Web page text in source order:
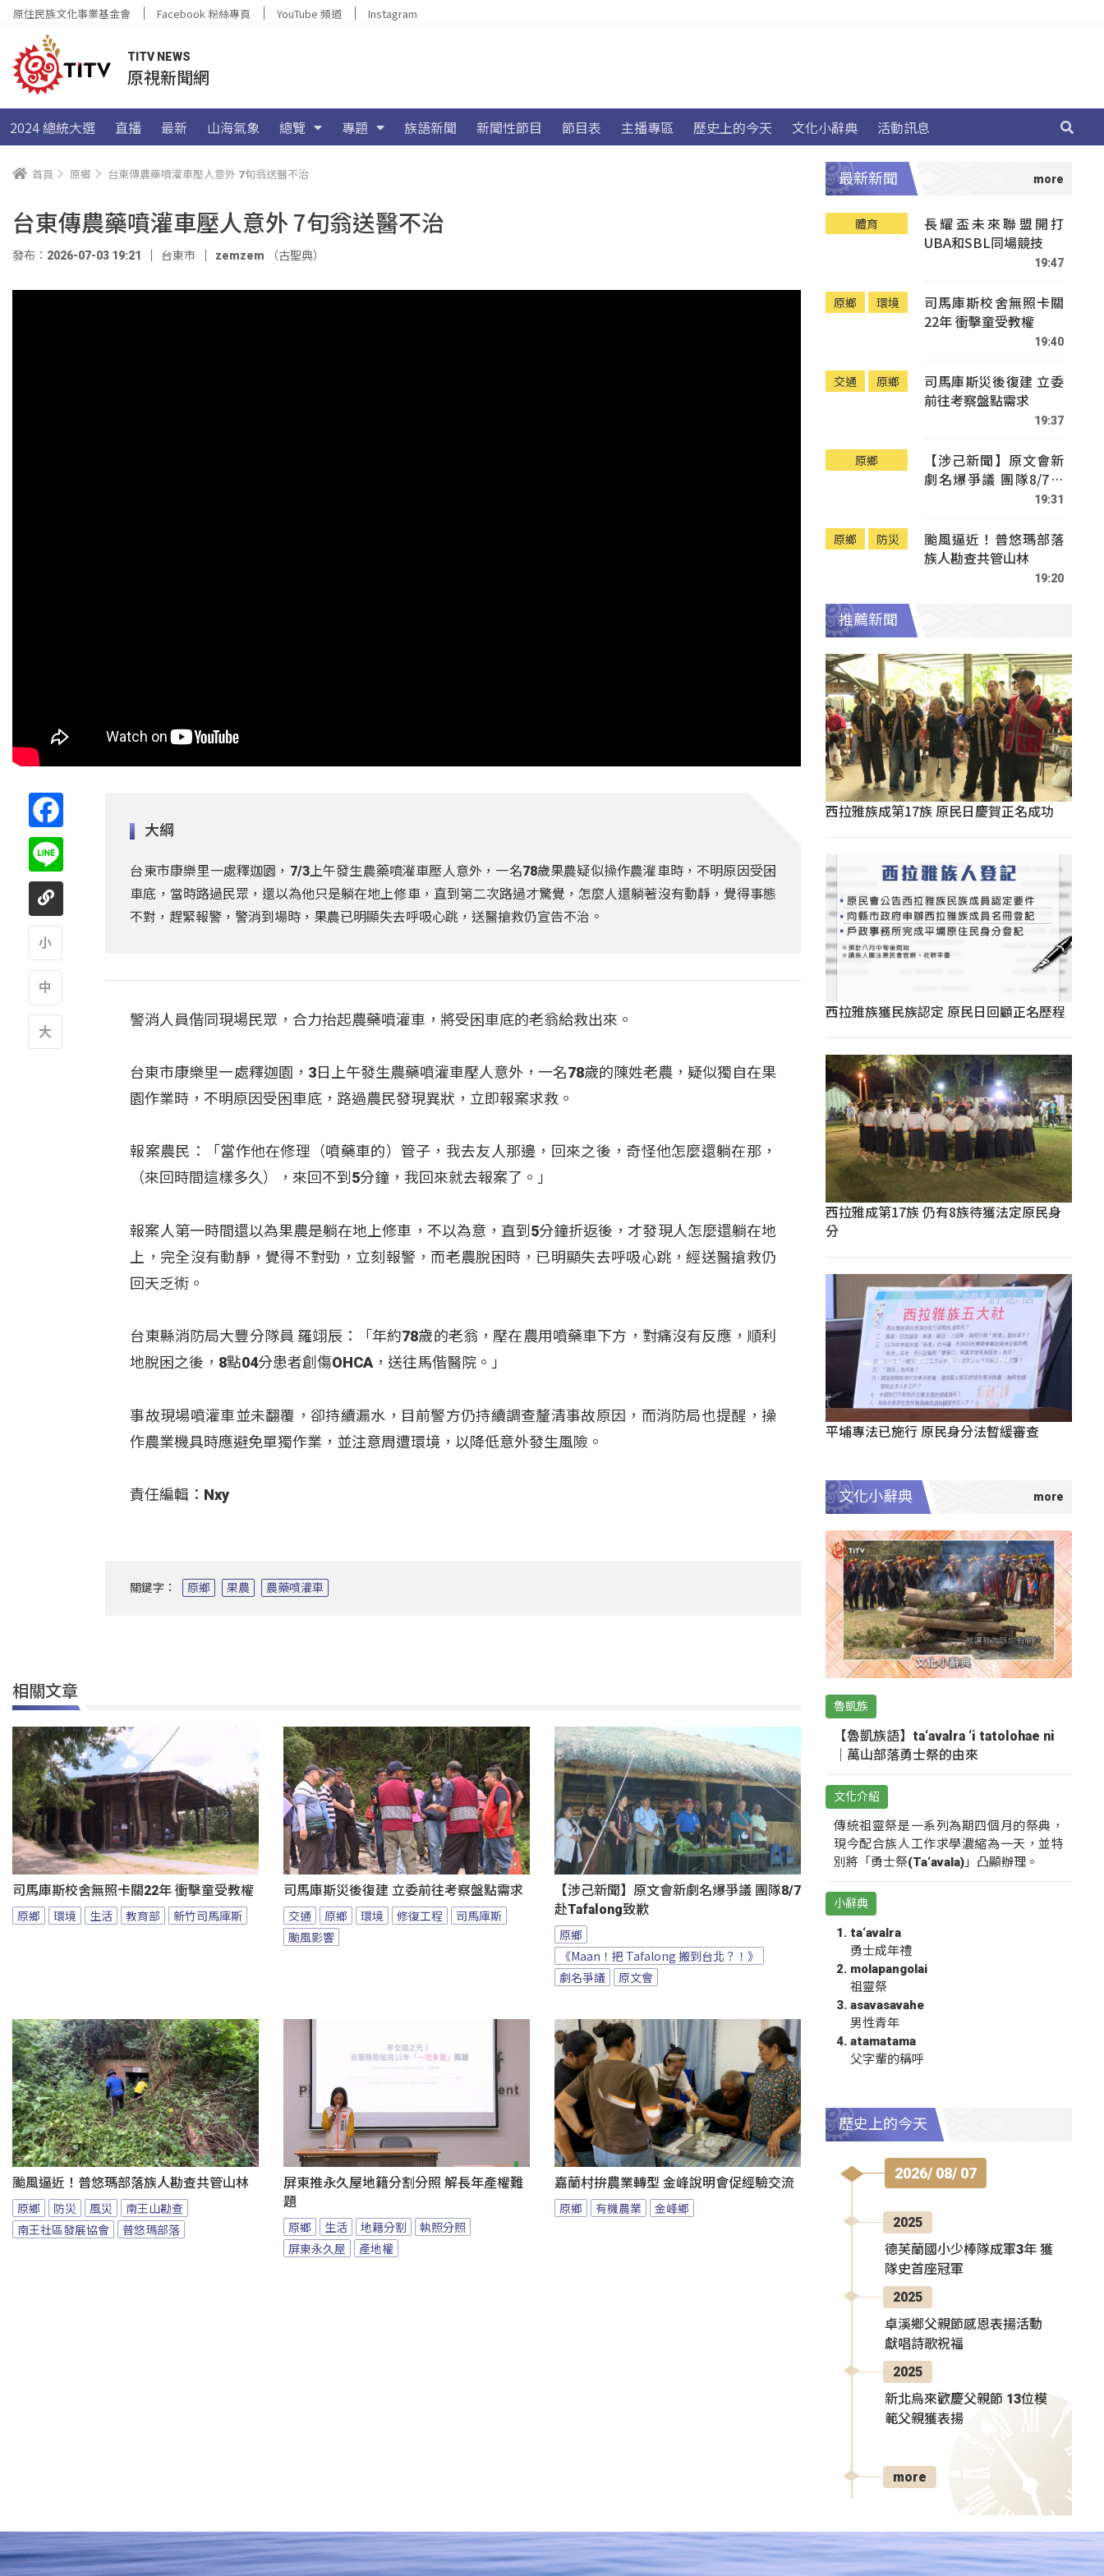
原住民族文化事業基金會 Facebook 粉絲專頁 YouTube 頻道 Instagram
TITV NEWS
原視新聞網
2024 總統大選 直播 最新 山海氣象 總覽 專題 族語新聞 新聞性節目 節目表 主播專區 歷史上的今天 文化小辭典 活動訊息
首頁 原鄉 台東傳農藥噴灌車壓人意外 7旬翁送醫不治
台東傳農藥噴灌車壓人意外 7旬翁送醫不治
發布：2026-07-03 19:21 台東市 zemzem （古聖典）
大綱
台東市康樂里一處釋迦園，7/3上午發生農藥噴灌車壓人意外，一名78歲果農疑似操作農灌車時，不明原因受困
車底，當時路過民眾，還以為他只是躺在地上修車，直到第二次路過才驚覺，怎麼人還躺著沒有動靜，覺得事態
不對，趕緊報警，警消到場時，果農已明顯失去呼吸心跳，送醫搶救仍宣告不治。
警消人員偕同現場民眾，合力抬起農藥噴灌車，將受困車底的老翁給救出來。
台東市康樂里一處釋迦園，3日上午發生農藥噴灌車壓人意外，一名78歲的陳姓老農，疑似獨自在果
園作業時，不明原因受困車底，路過農民發現異狀，立即報案求救。
報案農民：「當作他在修理（噴藥車的）管子，我去友人那邊，回來之後，奇怪他怎麼還躺在那，
（來回時間這樣多久），來回不到5分鐘，我回來就去報案了。」
報案人第一時間還以為果農是躺在地上修車，不以為意，直到5分鐘折返後，才發現人怎麼還躺在地
上，完全沒有動靜，覺得不對勁，立刻報警，而老農脫困時，已明顯失去呼吸心跳，經送醫搶救仍
回天乏術。
台東縣消防局大豐分隊員 羅翊辰：「年約78歲的老翁，壓在農用噴藥車下方，對痛沒有反應，順利
地脫困之後，8點04分患者創傷OHCA，送往馬偕醫院。」
事故現場噴灌車並未翻覆，卻持續漏水，目前警方仍持續調查釐清事故原因，而消防局也提醒，操
作農業機具時應避免單獨作業，並注意周遭環境，以降低意外發生風險。
責任編輯：Nxy
關鍵字： 原鄉 果農 農藥噴灌車
相關文章
司馬庫斯校舍無照卡關22年 衝擊童受教權
原鄉 環境 生活 教育部 新竹司馬庫斯
司馬庫斯災後復建 立委前往考察盤點需求
交通 原鄉 環境 修復工程
司馬庫斯
颱風影響
【涉己新聞】原文會新劇名爆爭議 團隊8/7
赴Tafalong致歉
原鄉
《Maan！把 Tafalong 搬到台北？！》
劇名爭議
原文會
颱風逼近！普悠瑪部落族人勘查共管山林
原鄉 防災 風災
南王山勘查
南王社區發展協會
普悠瑪部落
屏東推永久屋地籍分割分照 解長年產權難
題
原鄉 生活 地籍分割
執照分照
屏東永久屋
產地權
嘉蘭村拚農業轉型 金峰說明會促經驗交流
原鄉 有機農業 金峰鄉
最新新聞
體育
長耀盃未來聯盟開打
UBA和SBL同場競技
19:47
原鄉 環境
司馬庫斯校舍無照卡關
22年 衝擊童受教權
19:40
交通 原鄉
司馬庫斯災後復建 立委
前往考察盤點需求
19:37
原鄉
【涉己新聞】原文會新
劇名爆爭議 團隊8/7赴
19:31
原鄉 防災
颱風逼近！普悠瑪部落
族人勘查共管山林
19:20
推薦新聞
西拉雅族成第17族 原民日慶賀正名成功
西拉雅族獲民族認定 原民日回顧正名歷程
西拉雅成第17族 仍有8族待獲法定原民身
分
平埔專法已施行 原民身分法暫緩審查
文化小辭典
魯凱族
【魯凱族語】ta‘avalra ‘i tatolohae ni
｜萬山部落勇士祭的由來
文化介紹
傳統祖靈祭是一系列為期四個月的祭典，
現今配合族人工作求學濃縮為一天，並特
別將「勇士祭(Ta‘avala)」凸顯辦理。
小辭典
ta‘avalra
勇士成年禮
molapangolai
祖靈祭
asavasavahe
男性青年
atamatama
父字輩的稱呼
歷史上的今天
2026/ 08/ 07
2025
德芙蘭國小少棒隊成軍3年 獲
隊史首座冠軍
2025
卓溪鄉父親節感恩表揚活動
獻唱詩歌祝福
2025
新北烏來歡慶父親節 13位模
範父親獲表揚
more